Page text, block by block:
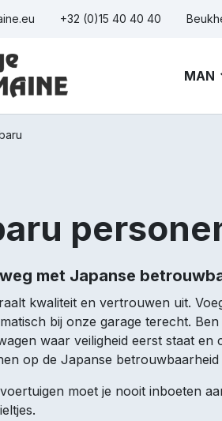
MAN
+32 (0)15 40 40 40
met Japanse
kwaliteit en vertrouwen uit.
bij onze garage terecht.
waar veiligheid eerst staat en
op de Japanse
moet je nooit inboeten